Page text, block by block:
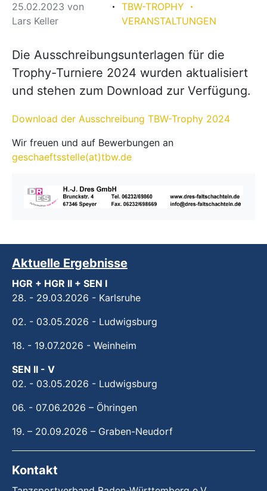
25.02.2023 von
Lars Keller
TBW-TROPHY
VERANSTALTUNGEN
Die Ausschreibungsunterlagen für die
Trophy-Turniere 2024 wurden aktualisiert
und stehen zum Download zur Verfügung.
Download der Ausschreibung TBW-Trophy 2024
Wir freuen und auf Bewerbungen an
geschaeftsstelle(at)tbw.de
Aktuelle Ergebnisse
HGR + HGR II + SEN I
28. - 29.03.2026 - Karlsruhe
02. - 03.05.2026 - Ludwigsburg
18. - 19.07.2026 - Weinheim
SEN II - V
02. - 03.05.2026 - Ludwigsburg
06. - 07.06.2026 – Öhringen
19. – 20.09.2026 – Graben-Neudorf
Kontakt